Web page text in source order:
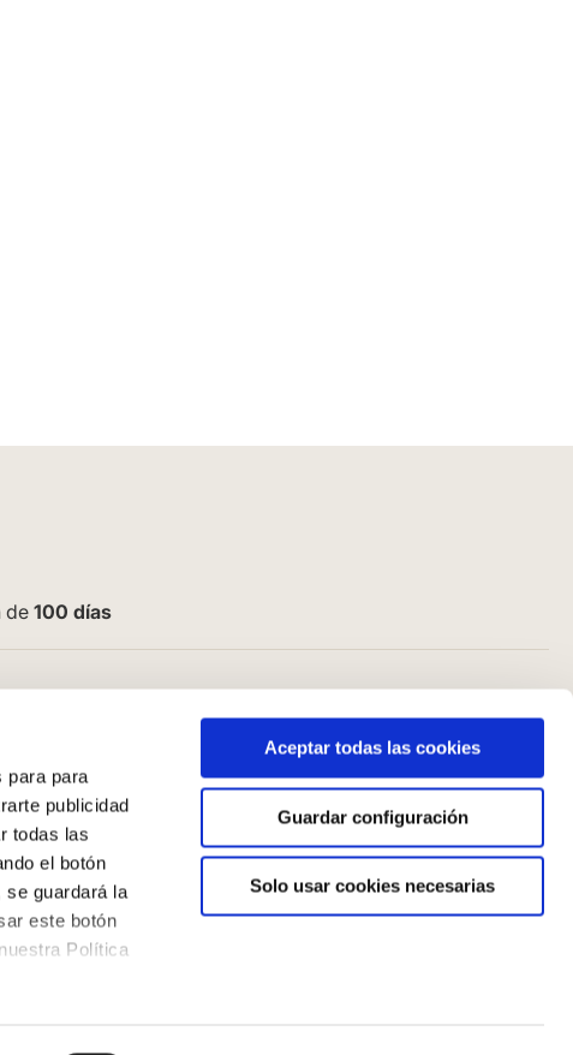
para para
publicidad
todas las
el botón
se guardará la
este botón
Política
Aceptar todas las cookies
Guardar configuración
Solo usar cookies necesarias
de 100 días